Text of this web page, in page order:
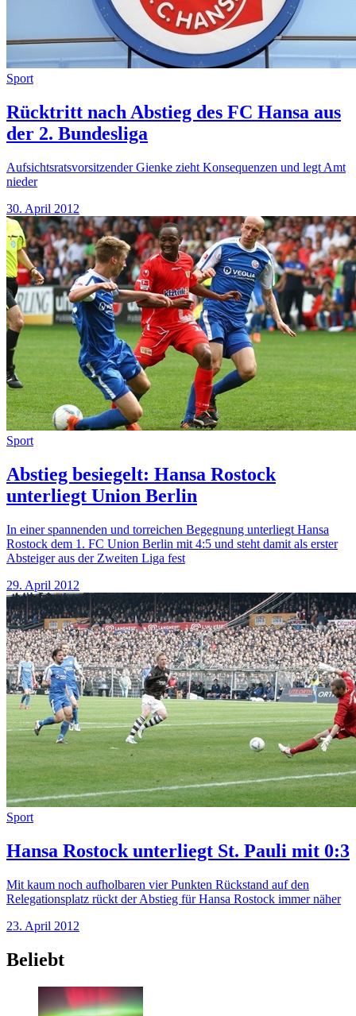
Sport
Rücktritt nach Abstieg des FC Hansa aus
der 2. Bundesliga
Aufsichtsratsvorsitzender Gienke zieht Konsequenzen und legt Amt
nieder
30. April 2012
Sport
Abstieg besiegelt: Hansa Rostock
unterliegt Union Berlin
In einer spannenden und torreichen Begegnung unterliegt Hansa
Rostock dem 1. FC Union Berlin mit 4:5 und steht damit als erster
Absteiger aus der Zweiten Liga fest
29. April 2012
Sport
Hansa Rostock unterliegt St. Pauli mit 0:3
Mit kaum noch aufholbaren vier Punkten Rückstand auf den
Relegationsplatz rückt der Abstieg für Hansa Rostock immer näher
23. April 2012
Beliebt